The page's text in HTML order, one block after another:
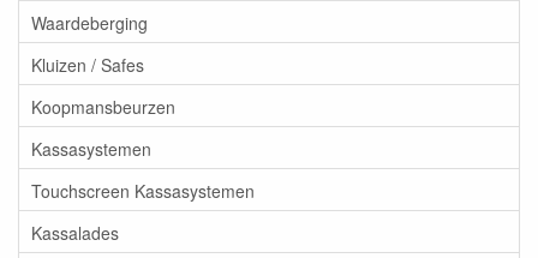
Waardeberging
Kluizen / Safes
Koopmansbeurzen
Kassasystemen
Touchscreen Kassasystemen
Kassalades